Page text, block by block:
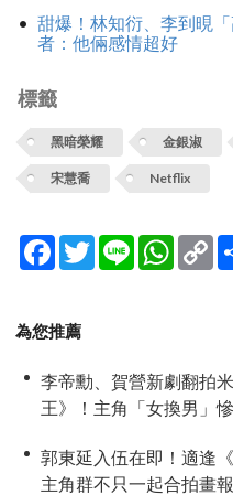
甜爆！林知衍、李到晛
者：他倆感情超好
標籤
黑暗榮耀 金銀淑
宋慧喬 Netflix
Facebook
TwitterLine
為您推薦
李帝勳、賀營新劇翻拍
王》！主角「女換男」
郭東延入伍在即！適逢
主角群不只一起合拍畫